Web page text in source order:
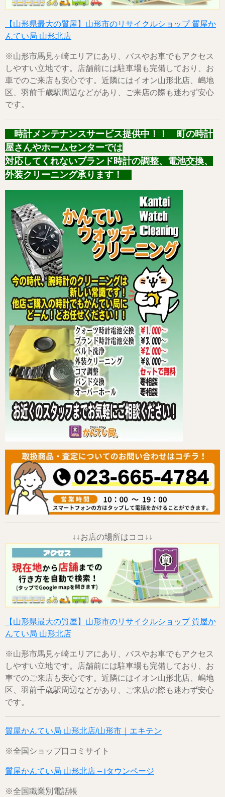
【山形県最大の質屋】山形市のリサイクルショップ 質屋か
んてい局 山形北店
※山形市馬見ヶ崎エリアにあり、バスやお車でもアクセス
しやすい立地です。店舗前には駐車場も完備しており、お
車でのご来店も安心です。近隣にはイオン山形北店、嶋地
区、羽前千歳駅周辺などがあり、ご来店の際も迷わず安心
です。
時計メンテナンスサービス提供中！！ 町の時計
屋さんやホームセンターでは
対応してくれないブランド時計の調整、電池交換、
外装クリーニング承ります！
↓↓お店の場所はココ↓↓
【山形県最大の質屋】山形市のリサイクルショップ 質屋か
んてい局 山形北店
※山形市馬見ヶ崎エリアにあり、バスやお車でもアクセス
しやすい立地です。店舗前には駐車場も完備しており、お
車でのご来店も安心です。近隣にはイオン山形北店、嶋地
区、羽前千歳駅周辺などがあり、ご来店の際も迷わず安心
です。
質屋かんてい局 山形北店/山形市｜エキテン
※全国ショップ口コミサイト
質屋かんてい局 山形北店 – iタウンページ
※全国職業別電話帳